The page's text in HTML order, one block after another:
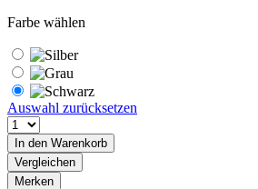
Farbe wählen
Auswahl zurücksetzen
In den Warenkorb
Vergleichen
Merken